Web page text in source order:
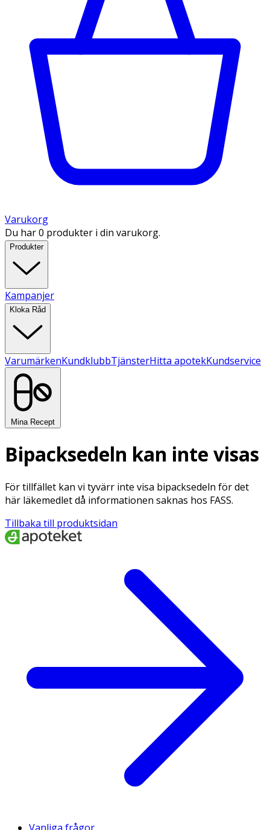
Varukorg
Du har 0 produkter i din varukorg.
Produkter
Kampanjer
Kloka Råd
VarumärkenKundklubbTjänsterHitta apotekKundservice
Mina Recept
Bipacksedeln kan inte visas
För tillfället kan vi tyvärr inte visa bipacksedeln för det
här läkemedlet då informationen saknas hos FASS.
Tillbaka till produktsidan